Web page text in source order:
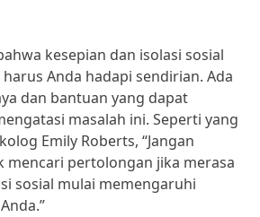
kesepian dan isolasi sosial
Anda hadapi sendirian. Ada
dan bantuan yang dapat
masalah ini. Seperti yang
Emily Roberts, “Jangan
mencari pertolongan jika merasa
sosial mulai memengaruhi